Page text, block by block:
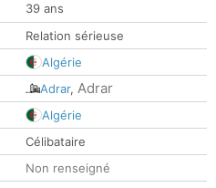
39 ans
Relation sérieuse
Algérie
Adrar, Adrar
Algérie
Célibataire
Non renseigné